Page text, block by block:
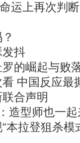
运上再次判
抖
的崛起与败
中国反应最
合声明
造型师也一
本拉登狙杀模